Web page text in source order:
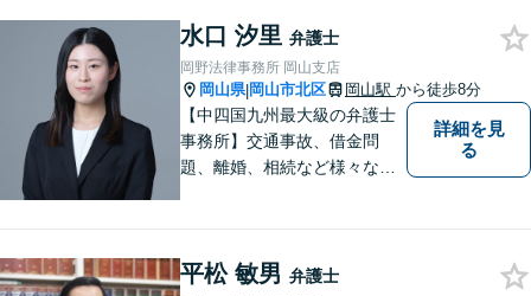
よる不当な取り調べや身体拘
束から、依頼者さまの利益を
守ります【完全個室相談】
水口 汐里 弁護士
岡野法律事務所 岡山支店
岡山県|岡山市北区 岡山駅 から徒歩8分
【中四国九州最大級の弁護士
事務所】交通事故、借金問
題、離婚、相続など様々な問
い！
詳細を見
る
平松 敏男 弁護士